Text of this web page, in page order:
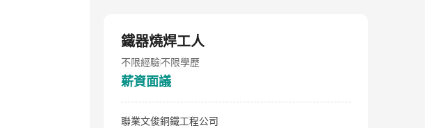
鐵器燒焊工人
不限經驗不限學歷
薪資面議
聯業文俊銅鐵工程公司